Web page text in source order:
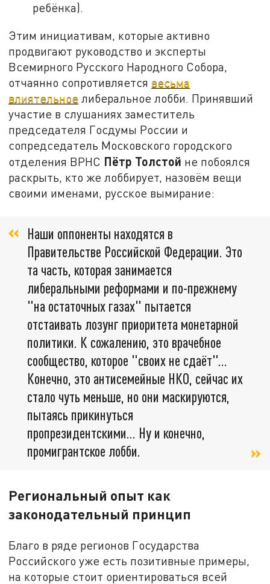
ребёнка).
Этим инициативам, которые активно
продвигают руководство и эксперты
Всемирного Русского Народного Собора,
отчаянно сопротивляется весьма
влиятельное либеральное лобби. Принявший
участие в слушаниях заместитель
председателя Госдумы России и
сопредседатель Московского городского
отделения ВРНС Пётр Толстой не побоялся
раскрыть, кто же лоббирует, назовём вещи
своими именами, русское вымирание:
Наши оппоненты находятся в
Правительстве Российской Федерации. Это
та часть, которая занимается
либеральными реформами и по-прежнему
"на остаточных газах" пытается
отстаивать лозунг приоритета монетарной
политики. К сожалению, это врачебное
сообщество, которое "своих не сдаёт"...
Конечно, это антисемейные НКО, сейчас их
стало чуть меньше, но они маскируются,
пытаясь прикинуться
пропрезидентскими... Ну и конечно,
промигрантское лобби.
Региональный опыт как
законодательный принцип
Благо в ряде регионов Государства
Российского уже есть позитивные примеры,
на которые стоит ориентироваться всей